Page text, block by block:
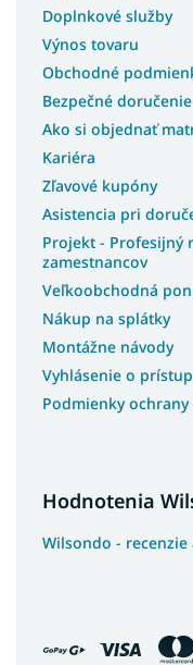
Doplnkové služby
Výnos tovaru
Obchodné
Bezpečné doručenie
Ako si objednať
Kariéra
Zľavové kupóny
Asistencia pri
Projekt - Profesijný
zamestnancov
Veľkoobchodná
Nákup na splátky
Montážne návody
Vyhlásenie o
Podmienky
Hodnotenia
Wilsondo -